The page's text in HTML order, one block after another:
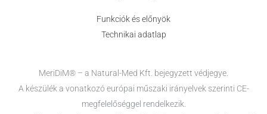
Funkciók és előnyök
Technikai adatlap
MeriDiM® – a Natural-Med Kft. bejegyzett védjegye.
A készülék a vonatkozó európai műszaki irányelvek szerinti CE-
megfelelőséggel rendelkezik.